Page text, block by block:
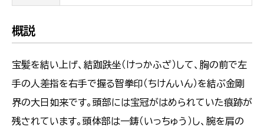
概説
宝髪を結い上げ、結跏趺坐（けっかふざ）して、胸の前で左
手の人差指を右手で握る智拳印（ちけんいん）を結ぶ金剛
界の大日如来です。頭部には宝冠がはめられていた痕跡が
残されています。頭体部は一鋳（いっちゅう）し、腕を肩の